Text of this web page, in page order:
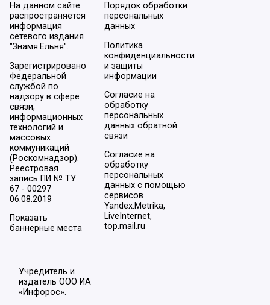
На данном сайте
распространяется
информация
сетевого издания
"Знамя.Ельня".
Зарегистрировано
Федеральной
службой по
надзору в сфере
связи,
информационных
технологий и
массовых
коммуникаций
(Роскомнадзор).
Реестровая
запись ПИ № ТУ
67 - 00297
06.08.2019
Показать
баннерные места
Порядок обработки
персональных
данных
Политика
конфиденциальности
и защиты
информации
Согласие на
обработку
персональных
данных обратной
связи
Согласие на
обработку
персональных
данных с помощью
сервисов
Yandex.Metrika,
LiveInternet,
top.mail.ru
Учредитель и
издатель ООО ИА
«Инфорос».